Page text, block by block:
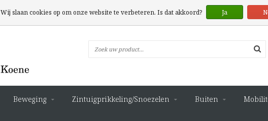
Beweging Zintuigprikkeling/Snoezelen Buiten
Wij slaan cookies op om onze website te verbeteren. Is dat akkoord? Ja